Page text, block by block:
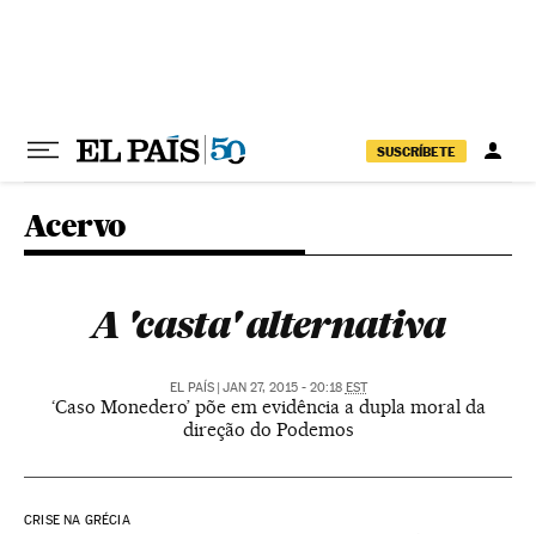
SUSCRÍBETE
Acervo
A 'casta' alternativa
EL PAÍS | JAN 27, 2015 - 20:18 EST
‘Caso Monedero’ põe em evidência a dupla moral da
direção do Podemos
CRISE NA GRÉCIA